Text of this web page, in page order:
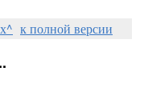
к полной версии